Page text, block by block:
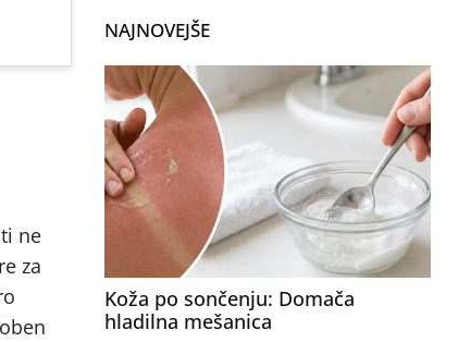
ne
za
NAJNOVEJŠE
Koža po sončenju: Domača
hladilna mešanica